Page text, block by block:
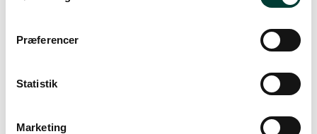
Præferencer
Statistik
Marketing